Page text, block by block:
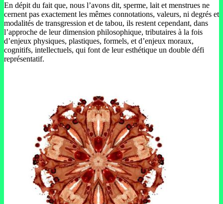
En dépit du fait que, nous l’avons dit, sperme, lait et menstrues ne
cernent pas exactement les mêmes connotations, valeurs, ni degrés et
modalités de transgression et de tabou, ils restent cependant, dans
l’approche de leur dimension philosophique, tributaires à la fois
d’enjeux physiques, plastiques, formels, et d’enjeux moraux,
cognitifs, intellectuels, qui font de leur esthétique un double défi
représentatif.